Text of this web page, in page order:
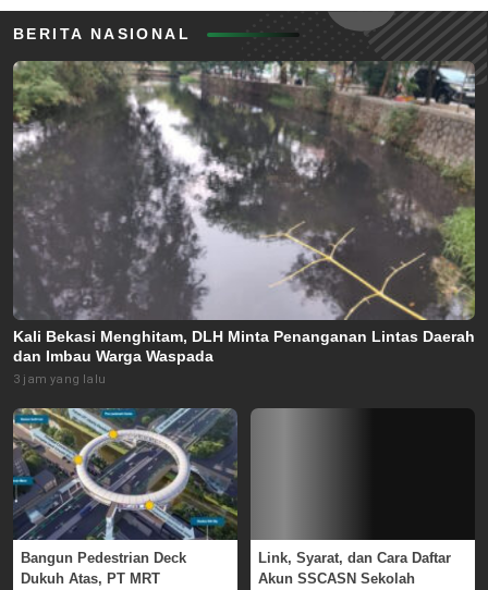
BERITA NASIONAL
Kali Bekasi Menghitam, DLH Minta Penanganan Lintas Daerah
dan Imbau Warga Waspada
3 jam yang lalu
Bangun Pedestrian Deck
Dukuh Atas, PT MRT
Link, Syarat, dan Cara Daftar
Akun SSCASN Sekolah